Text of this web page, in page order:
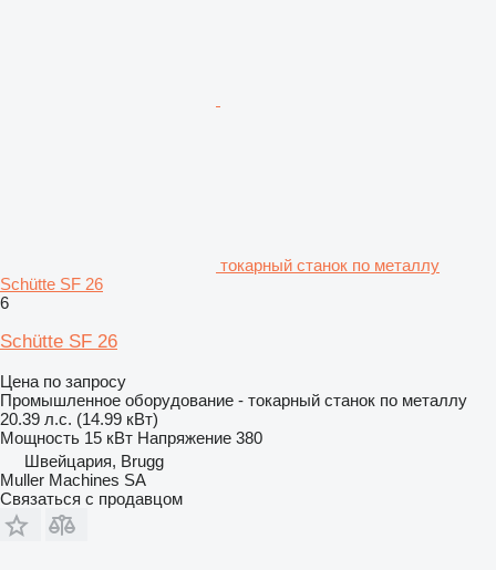
токарный станок по металлу
Schütte SF 26
6
Schütte SF 26
Цена по запросу
Промышленное оборудование - токарный станок по металлу
20.39 л.с. (14.99 кВт)
Мощность 15 кВт Напряжение 380
Швейцария, Brugg
Muller Machines SA
Связаться с продавцом